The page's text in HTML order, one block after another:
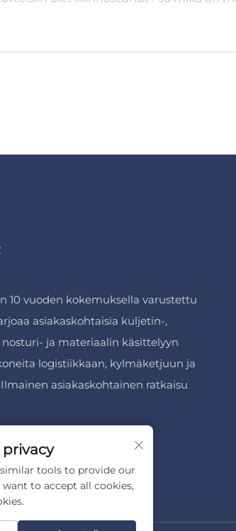
10 vuoden kokemuksella varustettu
asiakaskohtaisia kuljetin-,
ja materiaalin käsittelyyn
logistiikkaan, kylmäketjuun ja
asiakaskohtainen ratkaisu
privacy
tools to provide our
to accept all cookies,